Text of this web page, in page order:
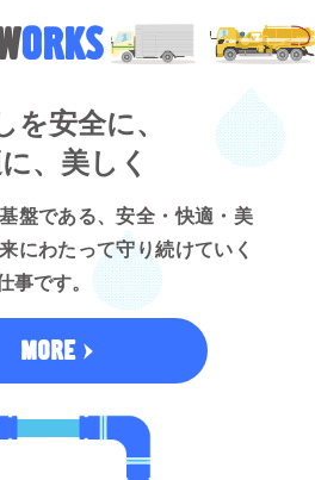
ORKS
を安全に、
、美しく
盤である、安全・快適・美
にわたって守り続けていく
事です。
MORE